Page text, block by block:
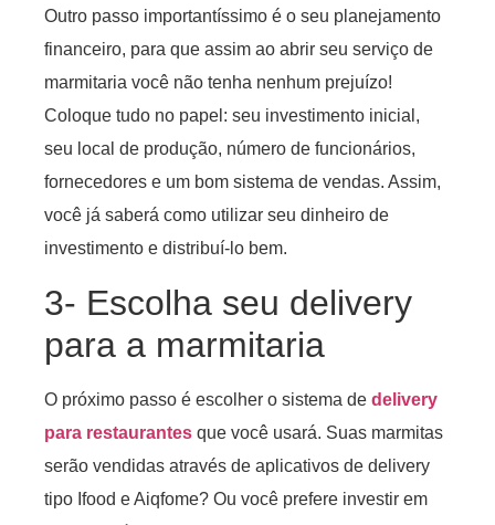
Outro passo importantíssimo é o seu planejamento
financeiro, para que assim ao abrir seu serviço de
marmitaria você não tenha nenhum prejuízo!
Coloque tudo no papel: seu investimento inicial,
seu local de produção, número de funcionários,
fornecedores e um bom sistema de vendas. Assim,
você já saberá como utilizar seu dinheiro de
investimento e distribuí-lo bem.
3- Escolha seu delivery
para a marmitaria
O próximo passo é escolher o sistema de delivery
para restaurantes que você usará. Suas marmitas
serão vendidas através de aplicativos de delivery
tipo Ifood e Aiqfome? Ou você prefere investir em